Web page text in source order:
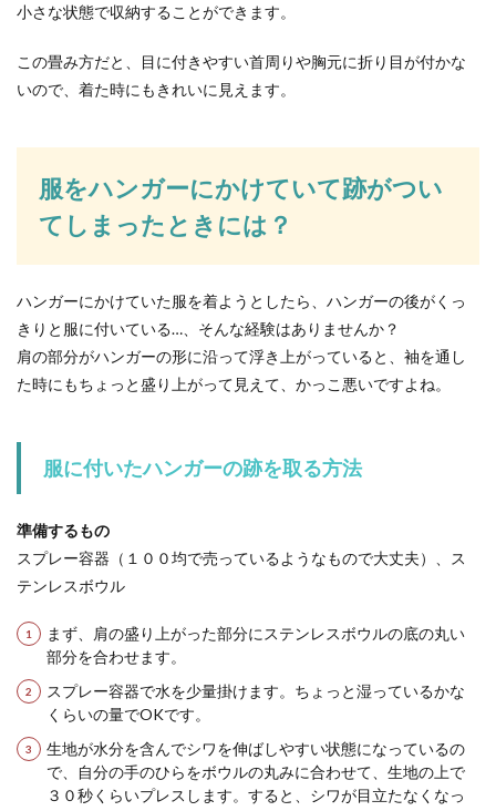
小さな状態で収納することができます。
この畳み方だと、目に付きやすい首周りや胸元に折り目が付かな
いので、着た時にもきれいに見えます。
服をハンガーにかけていて跡がつい
てしまったときには？
ハンガーにかけていた服を着ようとしたら、ハンガーの後がくっ
きりと服に付いている…、そんな経験はありませんか？
肩の部分がハンガーの形に沿って浮き上がっていると、袖を通し
た時にもちょっと盛り上がって見えて、かっこ悪いですよね。
服に付いたハンガーの跡を取る方法
準備するもの
スプレー容器（１００均で売っているようなもので大丈夫）、ス
テンレスボウル
まず、肩の盛り上がった部分にステンレスボウルの底の丸い
部分を合わせます。
スプレー容器で水を少量掛けます。ちょっと湿っているかな
くらいの量でOKです。
生地が水分を含んでシワを伸ばしやすい状態になっているの
で、自分の手のひらをボウルの丸みに合わせて、生地の上で
３０秒くらいプレスします。すると、シワが目立たなくなっ